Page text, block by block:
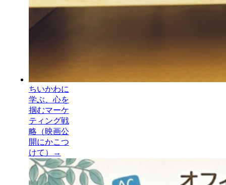
ちいかわに
学ぶ、心を
掴むマーケ
ティング戦
略（映画公
開にかこつ
けて）
→